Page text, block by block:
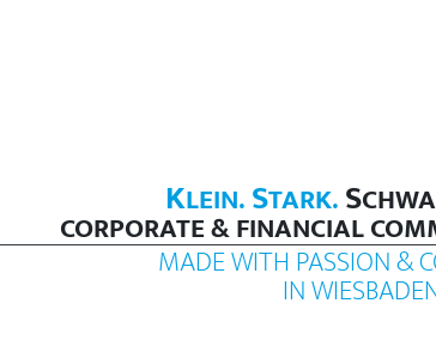
KLEIN.STARK.S
CORPORATE & FINANCIAL
MADE WITH PASSION &
IN